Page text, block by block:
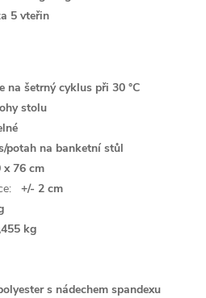
5 vteřin
na šetrný cyklus při 30 °C
stolu
potah na banketní stůl
x 76 cm
+/- 2 cm
kg
s nádechem spandexu